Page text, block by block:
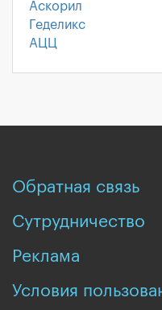
Аскорил
Геделикс
АЦЦ
Обратная связь
Сутрудничество
Реклама
Условия